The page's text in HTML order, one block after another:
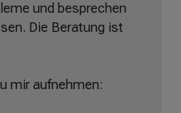
und besprechen
Die Beratung ist
mir aufnehmen: